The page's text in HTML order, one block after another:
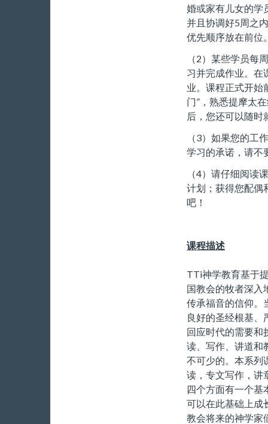
婚或家有儿女的学
并且协调好5周之
优先顺序放在前位
（2）某些学员每
习并完成作业。在
业。课程正式开始
门”，熟悉提摩太
后，您还可以随时
（3）如果您的工
学习的承诺，请不
（4）请仔细阅读
计划；获得您配偶
吧！
课程描述
TTi神学教育基于
国教会的牧者深入
传承福音的信仰。
良好的圣经根基、
回应时代的需要和
读、写作、讲道和
不可少的。本系列
读，专文写作，讲
四个方面有一个基
可以在此基础上成
教会将来的神学家